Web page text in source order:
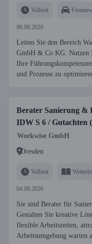
Vollzeit
06.08.2026
Leiten Sie den Bereich
GmbH & Co KG. Nutzen
Ihre
und Prozesse zu
Berater Sanierung &
IDW S 6 / Gutachten
Workwise GmbH
Dresden
Vollzeit
04.08.2026
Sie sind Berater für
Gestalten Sie kreative
flexible Arbeitszeiten,
Arbeitsumgebung warten